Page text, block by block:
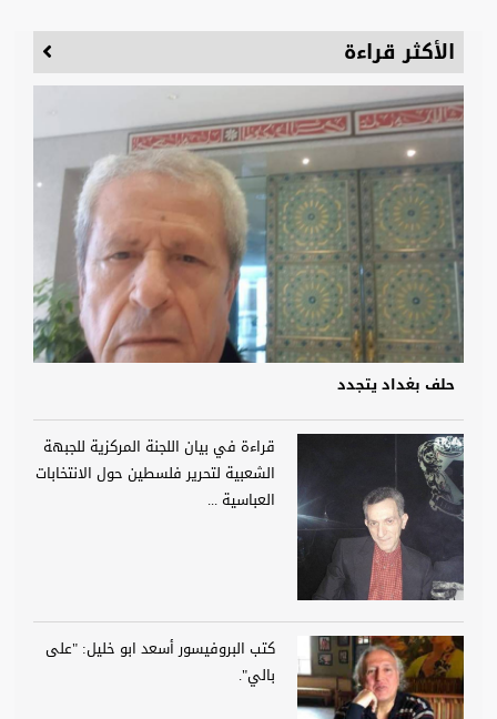
الأكثر قراءة
حلف بغداد يتجدد
قراءة في بيان اللجنة المركزية للجبهة
الشعبية لتحرير فلسطين حول الانتخابات
العباسية ...
كتب البروفيسور أسعد ابو خليل: "على
بالي".